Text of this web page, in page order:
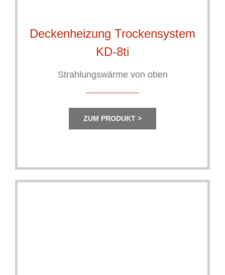
Deckenheizung Trockensystem
KD-8ti
Strahlungswärme von oben
ZUM PRODUKT >